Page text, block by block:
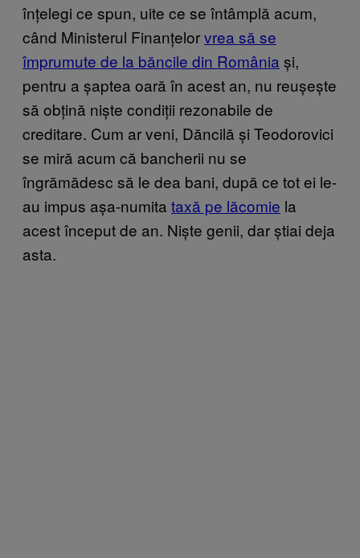
înțelegi ce spun, uite ce se întâmplă acum,
când Ministerul Finanțelorvrea să se
împrumute de la băncile din România și,
pentru a șaptea oară în acest an, nu reușește
să obțină niște condiții rezonabile de
creditare. Cum ar veni, Dăncilă și Teodorovici
se miră acum că bancherii nu se
îngrămădesc să le dea bani, după ce tot ei le-
au impus așa-numita taxă pe lăcomie la
acest început de an. Niște genii, dar știai deja
asta.